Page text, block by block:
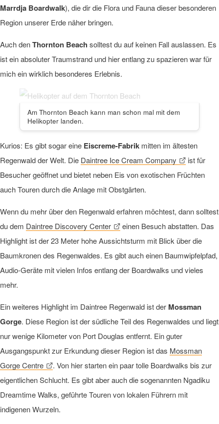
Marrdja Boardwalk), die dir die Flora und Fauna dieser besonderen
Region unserer Erde näher bringen.
Auch denThornton Beach solltest du auf keinen Fall auslassen. Es
ist ein absoluter Traumstrand und hier entlang zu spazieren war für
mich ein wirklich besonderes Erlebnis.
Am Thornton Beach kann man schon mal mit dem
Helikopter landen.
Kurios: Es gibt sogar eine Eiscreme-Fabrik mitten im ältesten
Regenwald der Welt. Die Daintree Ice Cream Company
ist für
Besucher geöffnet und bietet neben Eis von exotischen Früchten
auch Touren durch die Anlage mit Obstgärten.
Wenn du mehr über den Regenwald erfahren möchtest, dann solltest
du dem Daintree Discovery Center
einen Besuch abstatten. Das
Highlight ist der 23 Meter hohe Aussichtsturm mit Blick über die
Baumkronen des Regenwaldes. Es gibt auch einen Baumwipfelpfad,
Audio-Geräte mit vielen Infos entlang der Boardwalks und vieles
mehr.
Ein weiteres Highlight im Daintree Regenwald ist der Mossman
Gorge. Diese Region ist der südliche Teil des Regenwaldes und liegt
nur wenige Kilometer von Port Douglas entfernt. Ein guter
Ausgangspunkt zur Erkundung dieser Region ist das Mossman
Gorge Centre
. Von hier starten ein paar tolle Boardwalks bis zur
eigentlichen Schlucht. Es gibt aber auch die sogenannten Ngadiku
Dreamtime Walks, geführte Touren von lokalen Führern mit
indigenen Wurzeln.